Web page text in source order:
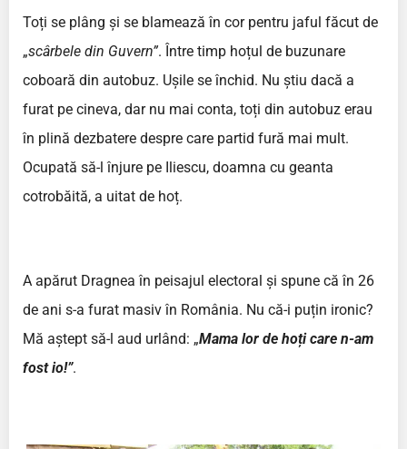
Toți se plâng și se blamează în cor pentru jaful făcut de
„scârbele din Guvern”. Între timp hoțul de buzunare
coboară din autobuz. Ușile se închid. Nu știu dacă a
furat pe cineva, dar nu mai conta, toți din autobuz erau
în plină dezbatere despre care partid fură mai mult.
Ocupată să-l înjure pe Iliescu, doamna cu geanta
cotrobăită, a uitat de hoț.
A apărut Dragnea în peisajul electoral și spune că în 26
de ani s-a furat masiv în România. Nu că-i puțin ironic?
Mă aștept să-l aud urlând: „Mama lor de hoți care n-am
fost io!”.